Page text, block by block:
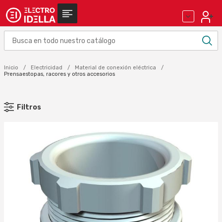
Inicio Electricidad
Material de conexión eléctrica
Prensaestopas, racores y otros accesorios
Filtros
CEMBRE (37)
GAESTOPAS (377)
GEWISS (36)